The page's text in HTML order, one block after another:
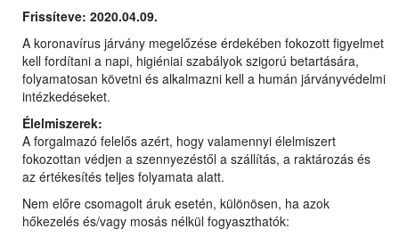
Frissíteve: 2020.04.09.
A koronavírus járvány megelőzése érdekében fokozott figyelmet
kell fordítani a napi, higiéniai szabályok szigorú betartására,
folyamatosan követni és alkalmazni kell a humán járványvédelmi
intézkedéseket.
Élelmiszerek:
A forgalmazó felelős azért, hogy valamennyi élelmiszert
fokozottan védjen a szennyezéstől a szállítás, a raktározás és
az értékesítés teljes folyamata alatt.
Nem előre csomagolt áruk esetén, különösen, ha azok
hőkezelés és/vagy mosás nélkül fogyaszthatók: